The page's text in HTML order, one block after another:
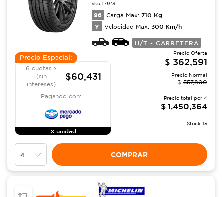
sku:17973
96 Carga Max: 710 Kg
Y Velocidad Max: 300 Km/h
H/T - CARRETERA
Precio Especial:
6 cuotas x
(sin
intereses)
$60,431
Pagando con:
X unidad
Precio Oferta
$ 362,591
Precio Normal
$ 557,800
Precio total por 4
$ 1,450,364
Stock:15
COMPRAR